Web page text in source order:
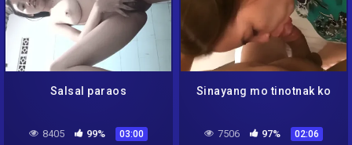
Salsal paraos
8405 99% 03:00
Sinayang mo tinotnak ko
7506 97% 02:06